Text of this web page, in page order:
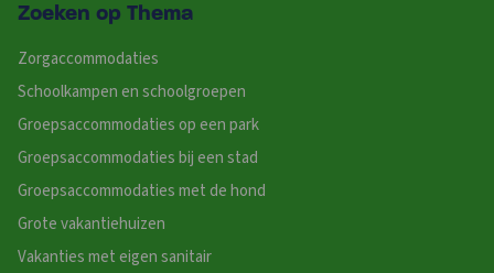
Zoeken op Thema
Zorgaccommodaties
Schoolkampen en schoolgroepen
Groepsaccommodaties op een park
Groepsaccommodaties bij een stad
Groepsaccommodaties met de hond
Grote vakantiehuizen
Vakanties met eigen sanitair